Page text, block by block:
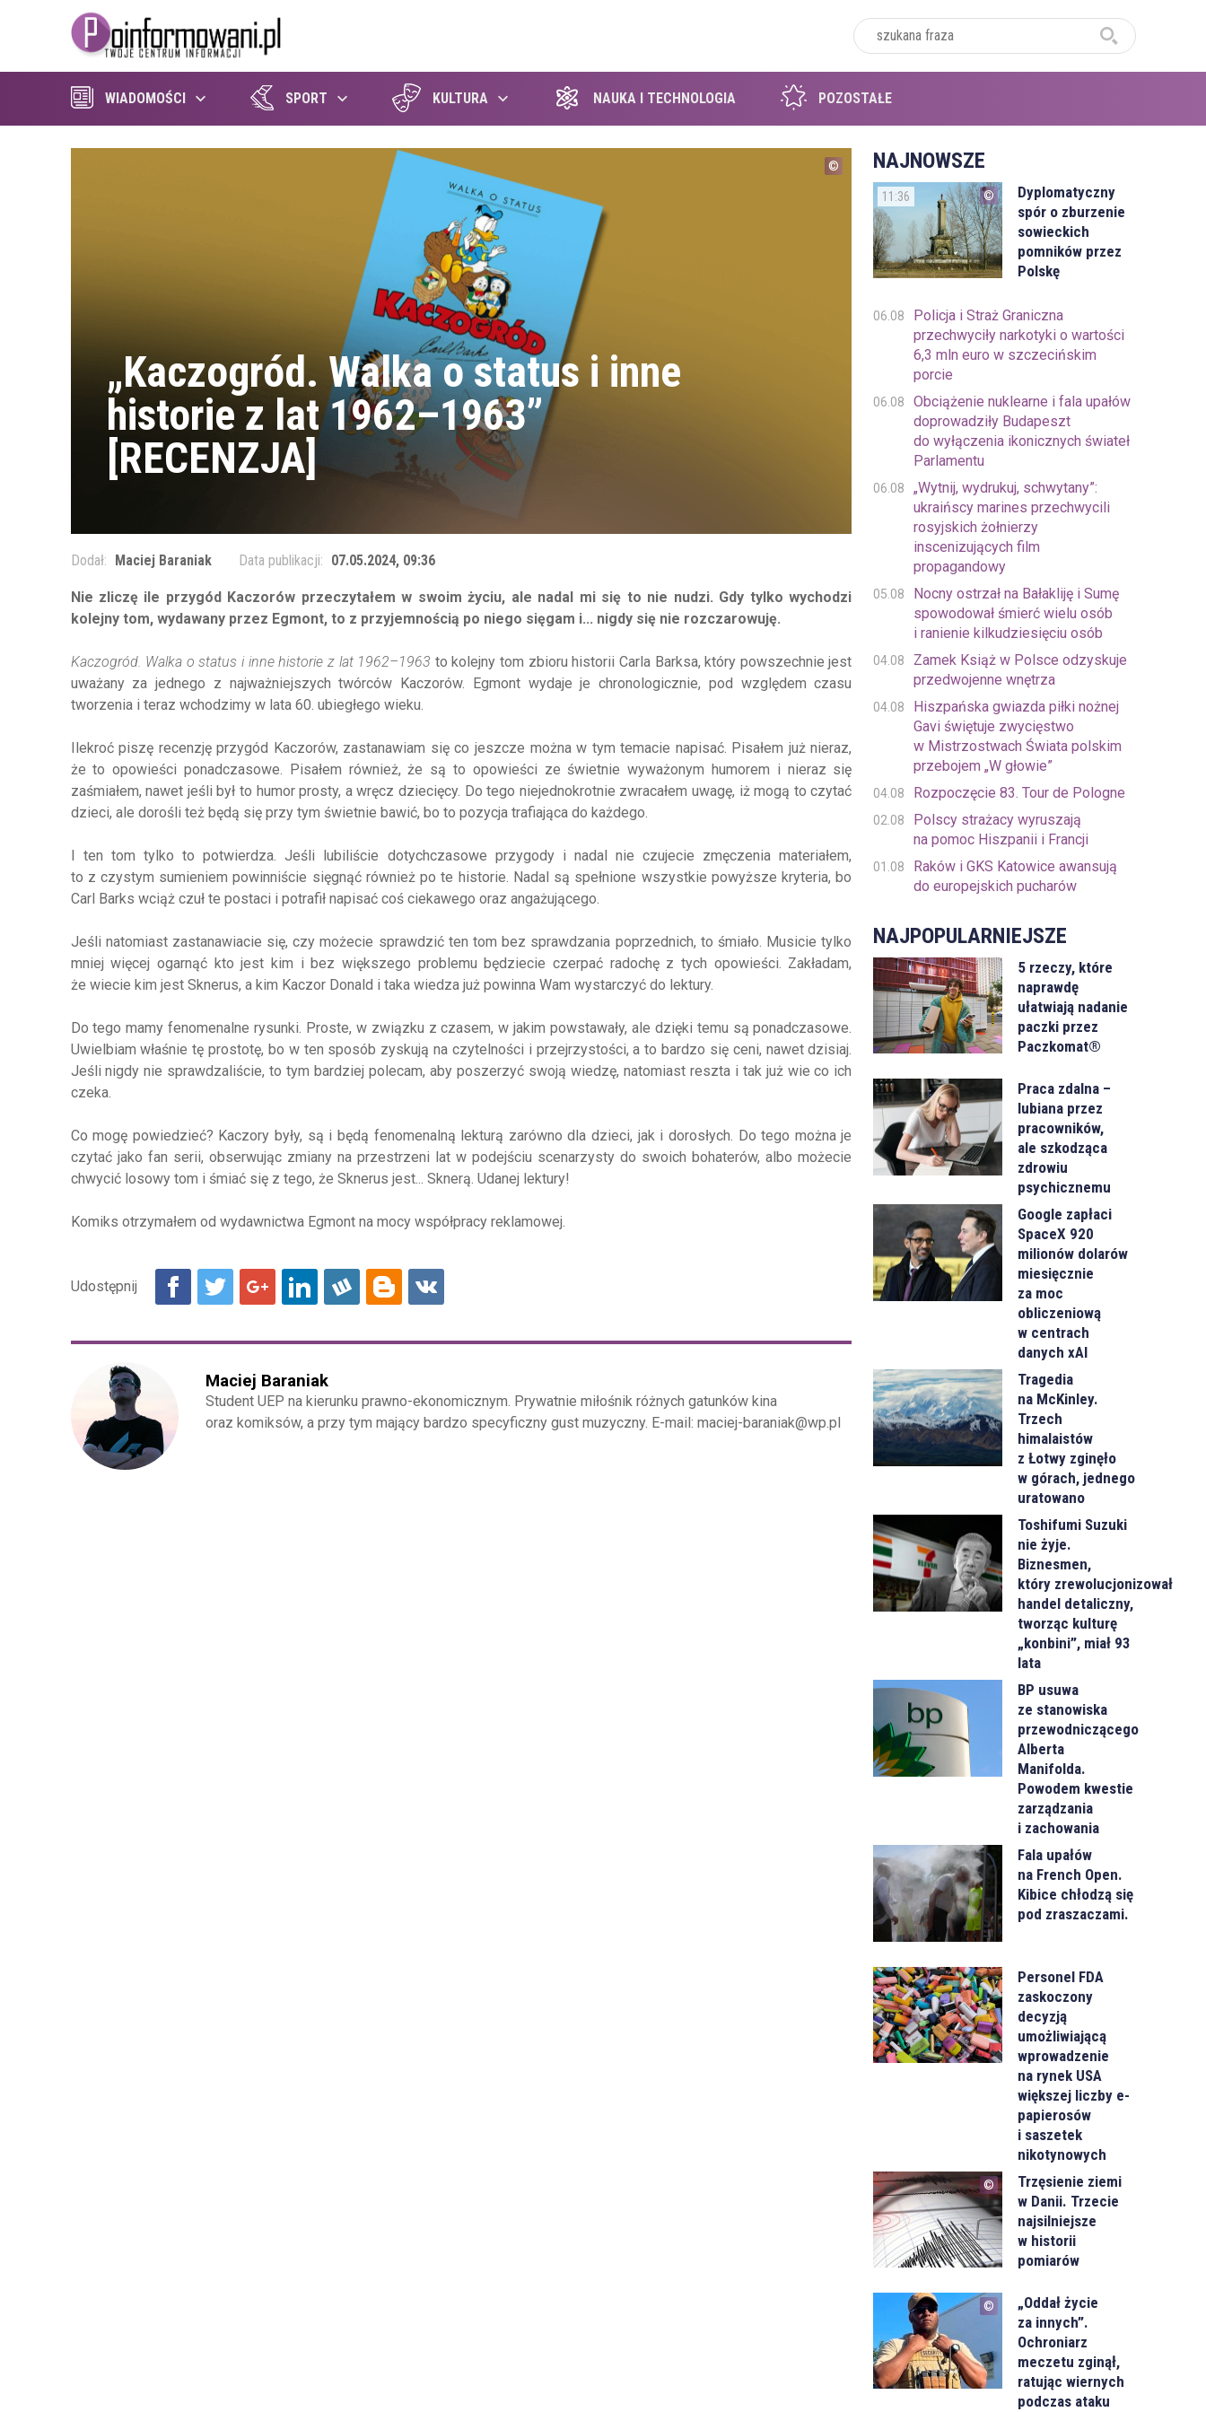
WIADOMOŚCI SPORT KULTURA NAUKA I TECHNOLOGIA POZOSTAŁE
„Kaczogród. Walka o status i inne
historie z lat 1962–1963”
[RECENZJA]
Dodał: Maciej Baraniak Data publikacji: 07.05.2024, 09:36
Nie zliczę ile przygód Kaczorów przeczytałem w swoim życiu, ale nadal mi się to nie nudzi. Gdy tylko wychodzi
kolejny tom, wydawany przez Egmont, to z przyjemnością po niego sięgam i... nigdy się nie rozczarowuję.
Kaczogród. Walka o status i inne historie z lat 1962–1963 to kolejny tom zbioru historii Carla Barksa, który powszechnie jest
uważany za jednego z najważniejszych twórców Kaczorów. Egmont wydaje je chronologicznie, pod względem czasu
tworzenia i teraz wchodzimy w lata 60. ubiegłego wieku.
Ilekroć piszę recenzję przygód Kaczorów, zastanawiam się co jeszcze można w tym temacie napisać. Pisałem już nieraz,
że to opowieści ponadczasowe. Pisałem również, że są to opowieści ze świetnie wyważonym humorem i nieraz się
zaśmiałem, nawet jeśli był to humor prosty, a wręcz dziecięcy. Do tego niejednokrotnie zwracałem uwagę, iż mogą to czytać
dzieci, ale dorośli też będą się przy tym świetnie bawić, bo to pozycja trafiająca do każdego.
I ten tom tylko to potwierdza. Jeśli lubiliście dotychczasowe przygody i nadal nie czujecie zmęczenia materiałem,
to z czystym sumieniem powinniście sięgnąć również po te historie. Nadal są spełnione wszystkie powyższe kryteria, bo
Carl Barks wciąż czuł te postaci i potrafił napisać coś ciekawego oraz angażującego.
Jeśli natomiast zastanawiacie się, czy możecie sprawdzić ten tom bez sprawdzania poprzednich, to śmiało. Musicie tylko
mniej więcej ogarnąć kto jest kim i bez większego problemu będziecie czerpać radochę z tych opowieści. Zakładam,
że wiecie kim jest Sknerus, a kim Kaczor Donald i taka wiedza już powinna Wam wystarczyć do lektury.
Do tego mamy fenomenalne rysunki. Proste, w związku z czasem, w jakim powstawały, ale dzięki temu są ponadczasowe.
Uwielbiam właśnie tę prostotę, bo w ten sposób zyskują na czytelności i przejrzystości, a to bardzo się ceni, nawet dzisiaj.
Jeśli nigdy nie sprawdzaliście, to tym bardziej polecam, aby poszerzyć swoją wiedzę, natomiast reszta i tak już wie co ich
czeka.
Co mogę powiedzieć? Kaczory były, są i będą fenomenalną lekturą zarówno dla dzieci, jak i dorosłych. Do tego można je
czytać jako fan serii, obserwując zmiany na przestrzeni lat w podejściu scenarzysty do swoich bohaterów, albo możecie
chwycić losowy tom i śmiać się z tego, że Sknerus jest... Sknerą. Udanej lektury!
Komiks otrzymałem od wydawnictwa Egmont na mocy współpracy reklamowej.
Maciej Baraniak
Student UEP na kierunku prawno-ekonomicznym. Prywatnie miłośnik różnych gatunków kina
oraz komiksów, a przy tym mający bardzo specyficzny gust muzyczny. E-mail: maciej-baraniak@wp.pl
NAJNOWSZE
11:36
Dyplomatyczny
spór o zburzenie
sowieckich
pomników przez
Polskę
06.08
Policja i Straż Graniczna
przechwyciły narkotyki o wartości
6,3 mln euro w szczecińskim
porcie
06.08
Obciążenie nuklearne i fala upałów
doprowadziły Budapeszt
do wyłączenia ikonicznych świateł
Parlamentu
06.08
„Wytnij, wydrukuj, schwytany”:
ukraińscy marines przechwycili
rosyjskich żołnierzy
inscenizujących film
propagandowy
05.08
Nocny ostrzał na Bałakliję i Sumę
spowodował śmierć wielu osób
i ranienie kilkudziesięciu osób
04.08
Zamek Książ w Polsce odzyskuje
przedwojenne wnętrza
04.08
Hiszpańska gwiazda piłki nożnej
Gavi świętuje zwycięstwo
w Mistrzostwach Świata polskim
przebojem „W głowie”
04.08 Rozpoczęcie 83. Tour de Pologne
02.08
Polscy strażacy wyruszają
na pomoc Hiszpanii i Francji
01.08
Raków i GKS Katowice awansują
do europejskich pucharów
NAJPOPULARNIEJSZE
5 rzeczy, które
naprawdę
ułatwiają nadanie
paczki przez
Paczkomat®
Praca zdalna –
lubiana przez
pracowników,
ale szkodząca
zdrowiu
psychicznemu
Google zapłaci
SpaceX 920
milionów dolarów
miesięcznie
za moc
obliczeniową
w centrach
danych xAI
Tragedia
na McKinley.
Trzech
himalaistów
z Łotwy zginęło
w górach, jednego
uratowano
Toshifumi Suzuki
nie żyje.
Biznesmen,
który zrewolucjonizował
handel detaliczny,
tworząc kulturę
„konbini”, miał 93
lata
BP usuwa
ze stanowiska
przewodniczącego
Alberta
Manifolda.
Powodem kwestie
zarządzania
i zachowania
Fala upałów
na French Open.
Kibice chłodzą się
pod zraszaczami.
Personel FDA
zaskoczony
decyzją
umożliwiającą
wprowadzenie
na rynek USA
większej liczby e-
papierosów
i saszetek
nikotynowych
Trzęsienie ziemi
w Danii. Trzecie
najsilniejsze
w historii
pomiarów
„Oddał życie
za innych”.
Ochroniarz
meczetu zginął,
ratując wiernych
podczas ataku